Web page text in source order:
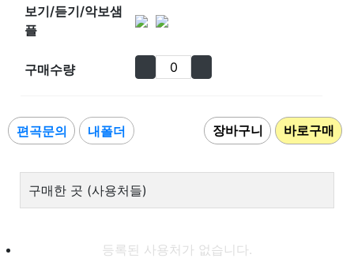
보기/듣기/악보샘
플
구매수량
편곡문의 내폴더
구매한 곳 (사용처들)
등록된 사용처가 없습니다.